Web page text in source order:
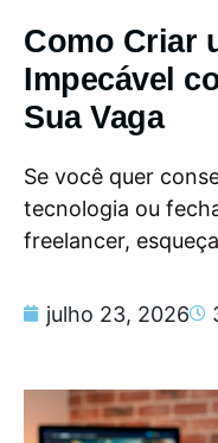
Como Criar
Impecável
Sua Vaga
Se você quer
tecnologia ou
freelancer,
julho 23, 2026